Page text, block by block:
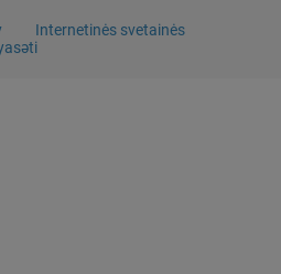
Internetinės svetainės